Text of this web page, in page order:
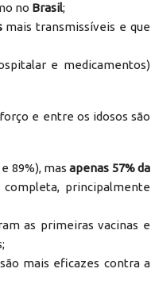
no Brasil;
mais transmissíveis e que
e medicamentos)
e entre os idosos são
89%), masapenas 57% da
principalmente
as primeiras vacinas e
mais eficazes contra a